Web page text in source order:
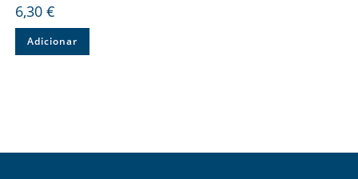
6,30 €
Adicionar